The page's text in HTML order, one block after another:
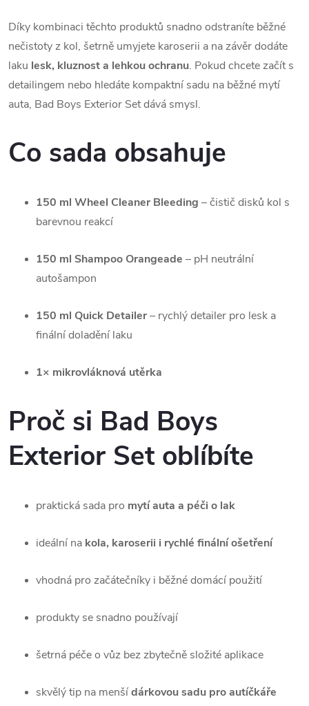
Díky kombinaci těchto produktů snadno odstraníte běžné
nečistoty z kol, šetrně umyjete karoserii a na závěr dodáte
laku lesk, kluznost a lehkou ochranu. Pokud chcete začít s
detailingem nebo hledáte kompaktní sadu na běžné mytí
auta, Bad Boys Exterior Set dává smysl.
Co sada obsahuje
150 ml Wheel Cleaner Bleeding – čistič disků kol s
barevnou reakcí
150 ml Shampoo Orangeade – pH neutrální
autošampon
150 ml Quick Detailer– rychlý detailer pro lesk a
finální doladění laku
1× mikrovláknová utěrka
Proč si Bad Boys
Exterior Set oblíbíte
praktická sada pro mytí auta a péči o lak
ideální na kola, karoserii i rychlé finální ošetření
vhodná pro začátečníky i běžné domácí použití
produkty se snadno používají
šetrná péče o vůz bez zbytečně složité aplikace
skvělý tip na menšídárkovou sadu pro autíčkáře